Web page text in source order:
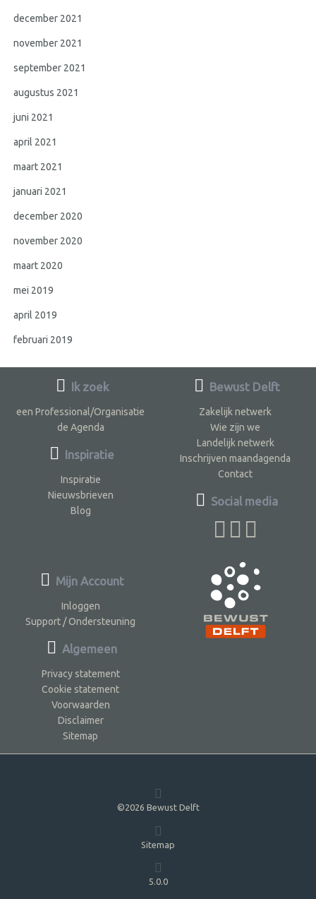
december 2021
november 2021
september 2021
augustus 2021
juni 2021
april 2021
maart 2021
januari 2021
december 2020
november 2020
maart 2020
mei 2019
april 2019
februari 2019
Ik zoek
een Professional/Organisatie
de Agenda
Inspiratie
Inspiratie
Nieuwsbrieven
Blog
Bewust Delft
Zakelijk netwerk
Wie zijn we
Landelijk netwerk
Inschrijven maandagenda
Contact
Social media
Mijn Account
Inloggen
Support / Ondersteuning
Algemeen
Privacy statement
Cookie statement
Voorwaarden
Disclaimer
Sitemap
©2026 Bewust Delft
Sitemap
5.0.0